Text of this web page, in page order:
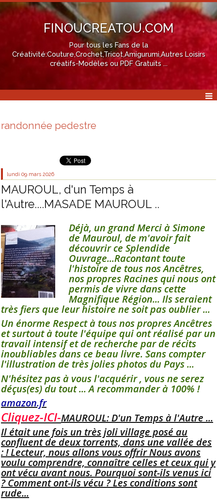
FINOUCREATOU.COM
Pour tous les Fans de la
Créativité:Couture,Crochet,Tricot,Amigurumi,Autres Loisirs
créatifs-Modèles ou PDF Gratuits ...
randonnée pedestre
lundi 09 mars 2026
MAUROUL, d'un Temps à
l'Autre....MASADE MAUROUL ..
Déjà, un grand Merci à Simone
de Mauroul, de m'avoir fait
découvrir ce Splendide
Ouvrage...Racontant toute
l'histoire de tous nos Ancêtres,
nos propres Racines qui nous ont
permis de vivre dans cette
Magnifique Région... Ils seraient
très fiers que leur histoire ne soit pas oublier ...
Un énorme Respect à tous nos propres Ancêtres
et surtout à toute l'équipe qui ont réalisé par un
travail intensif et de recherche par de récits
inoubliables dans ce beau livre. Sans compter
l'illustration de très jolies photos du Pays ...
N'hésitez pas à vous l'acquérir , vous ne serez
déçus(es) du tout ... A recommander à 100% !
amazon.fr
Cliquez-ICI-MAUROUL: D'un Temps à l'Autre ...
Il était une fois un très joli village posé au
confluent de deux torrents, dans une vallée des
: ! Lecteur, nous allons vous offrir Nous avons
voulu comprendre, connaître celles et ceux qui y
ont vécu avant nous. Pourquoi sont-ils venus ici
? Comment ont-ils vécu ? Les conditions sont
rude...